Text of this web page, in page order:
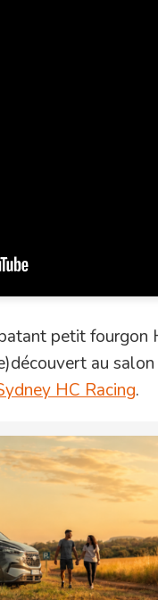
petit
au
HC Racing.